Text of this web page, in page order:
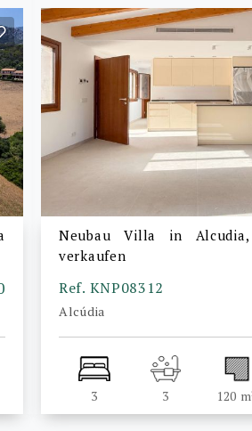
Neubau Villa in
verkaufen
Ref. KNP08312
Alcúdia
3 3 120